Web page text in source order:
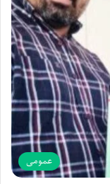
عمومی